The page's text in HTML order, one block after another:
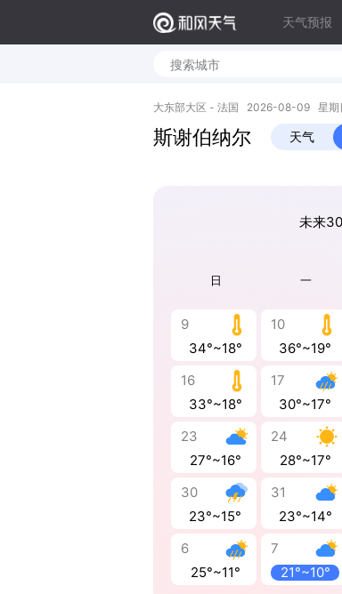
天气预报
大东部大区 - 法国 2026-08-09 星期
斯谢伯纳尔 天气
未来
日 一
9
34°~18°
10
36°~19°
16
33°~18°
17
30°~17°
23
27°~16°
24
28°~17°
30
23°~15°
31
23°~14°
6
25°~11°
7
21°~10°